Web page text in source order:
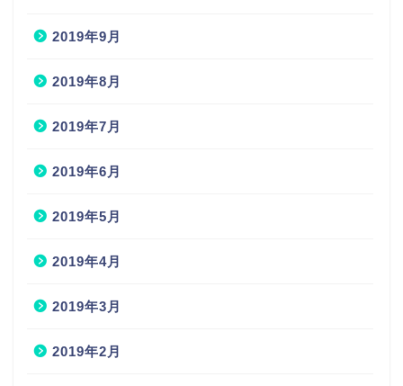
2019年9月
2019年8月
2019年7月
2019年6月
2019年5月
2019年4月
2019年3月
2019年2月